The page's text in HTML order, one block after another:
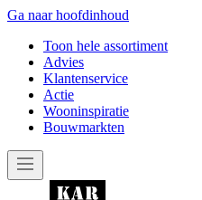
Ga naar hoofdinhoud
Toon hele assortiment
Advies
Klantenservice
Actie
Wooninspiratie
Bouwmarkten